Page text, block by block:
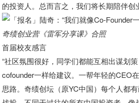
的投资人。总而言之，我们将长期陪伴创
奇绩创业营《雷军分享课》合照
首届校友感言
“社区氛围很好，同学们都能互相出谋划
cofounder一样给建议。一帮年轻的CEO
思路。奇绩创坛（原YC中国）每个人都